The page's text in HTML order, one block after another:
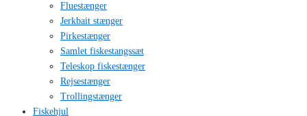
Fluestænger
Jerkbait stænger
Pirkestænger
Samlet fiskestangssæt
Teleskop fiskestænger
Rejsestænger
Trollingstænger
Fiskehjul